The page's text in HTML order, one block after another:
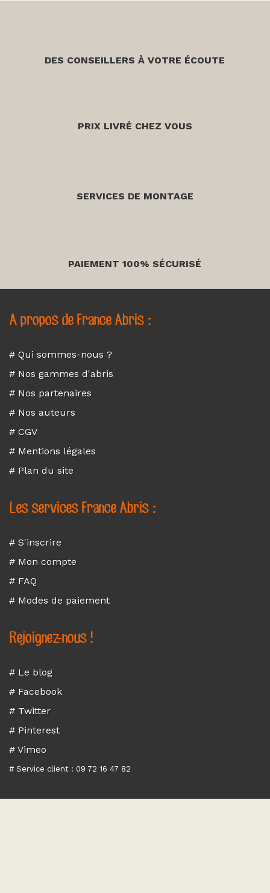
DES CONSEILLERS À VOTRE ÉCOUTE
PRIX LIVRÉ CHEZ VOUS
SERVICES DE MONTAGE
PAIEMENT 100% SÉCURISÉ
A propos de France Abris :
# Qui sommes-nous ?
# Nos gammes d'abris
# Nos partenaires
# Nos auteurs
# CGV
# Mentions légales
# Plan du site
Les services France Abris :
# S'inscrire
# Mon compte
# FAQ
# Modes de paiement
Rejoignez-nous !
# Le blog
# Facebook
# Twitter
# Pinterest
# Vimeo
# Service client : 09 72 16 47 82